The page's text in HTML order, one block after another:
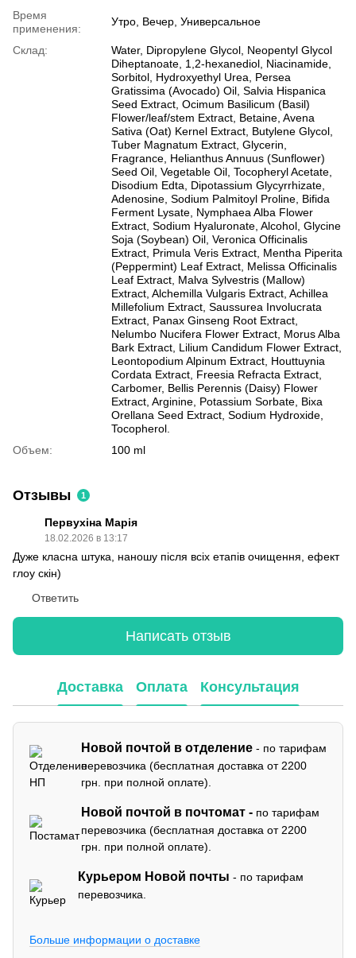
Время
применения:
Утро, Вечер, Универсальное
Склад:
Water, Dipropylene Glycol, Neopentyl Glycol
Diheptanoate, 1,2-hexanediol, Niacinamide,
Sorbitol, Hydroxyethyl Urea, Persea
Gratissima (Avocado) Oil, Salvia Hispanica
Seed Extract, Ocimum Basilicum (Basil)
Flower/leaf/stem Extract, Betaine, Avena
Sativa (Oat) Kernel Extract, Butylene Glycol,
Tuber Magnatum Extract, Glycerin,
Fragrance, Helianthus Annuus (Sunflower)
Seed Oil, Vegetable Oil, Tocopheryl Acetate,
Disodium Edta, Dipotassium Glycyrrhizate,
Adenosine, Sodium Palmitoyl Proline, Bifida
Ferment Lysate, Nymphaea Alba Flower
Extract, Sodium Hyaluronate, Alcohol, Glycine
Soja (Soybean) Oil, Veronica Officinalis
Extract, Primula Veris Extract, Mentha Piperita
(Peppermint) Leaf Extract, Melissa Officinalis
Leaf Extract, Malva Sylvestris (Mallow)
Extract, Alchemilla Vulgaris Extract, Achillea
Millefolium Extract, Saussurea Involucrata
Extract, Panax Ginseng Root Extract,
Nelumbo Nucifera Flower Extract, Morus Alba
Bark Extract, Lilium Candidum Flower Extract,
Leontopodium Alpinum Extract, Houttuynia
Cordata Extract, Freesia Refracta Extract,
Carbomer, Bellis Perennis (Daisy) Flower
Extract, Arginine, Potassium Sorbate, Bixa
Orellana Seed Extract, Sodium Hydroxide,
Tocopherol.
Объем:
100 ml
Отзывы 1
Первухіна Марія
18.02.2026 в 13:17
Дуже класна штука, наношу після всіх етапів очищення, ефект
глоу скін)
Ответить
Написать отзыв
Доставка Оплата Консультация
Новой почтой в отделение - по тарифам
перевозчика (бесплатная доставка от 2200
грн. при полной оплате).
Новой почтой в почтомат - по тарифам
перевозчика (бесплатная доставка от 2200
грн. при полной оплате).
Курьером Новой почты - по тарифам
перевозчика.
Больше информации о доставке